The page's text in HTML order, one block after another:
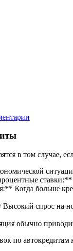
в том случае,
Когда больше
спрос на
обычно
по